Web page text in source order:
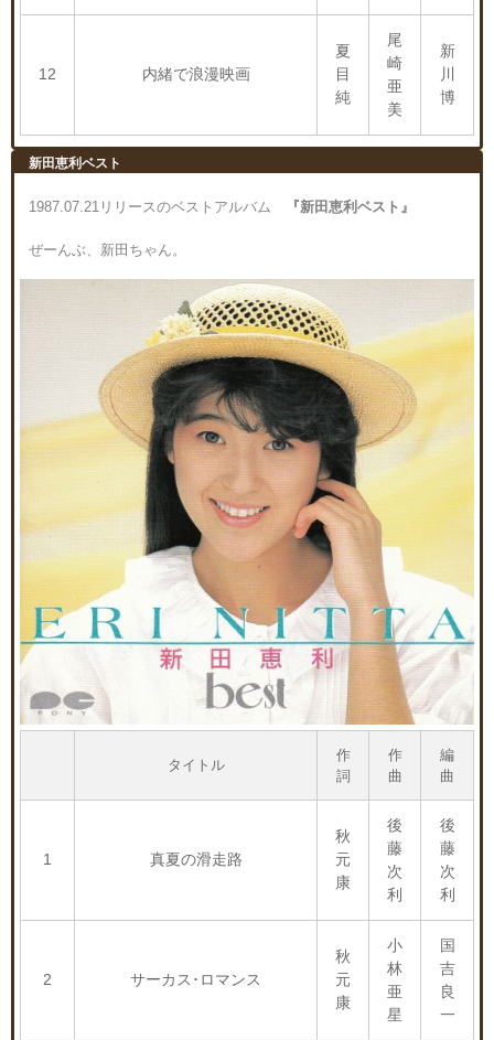
12 内緒で浪漫映画
夏
目
純
尾
崎
亜
美
新
川
博
新田恵利ベスト
1987.07.21リリースのベストアルバム 『新田恵利ベスト』
ぜーんぶ、新田ちゃん。
タイトル
作
詞
作
曲
編
曲
1 真夏の滑走路
秋
元
康
後
藤
次
利
後
藤
次
利
2 サーカス･ロマンス
秋
元
康
小
林
亜
星
国
吉
良
一